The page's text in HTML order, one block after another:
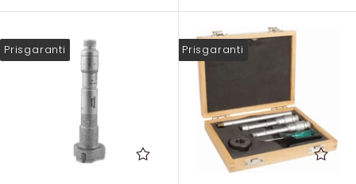
Prisgaranti Prisgaranti